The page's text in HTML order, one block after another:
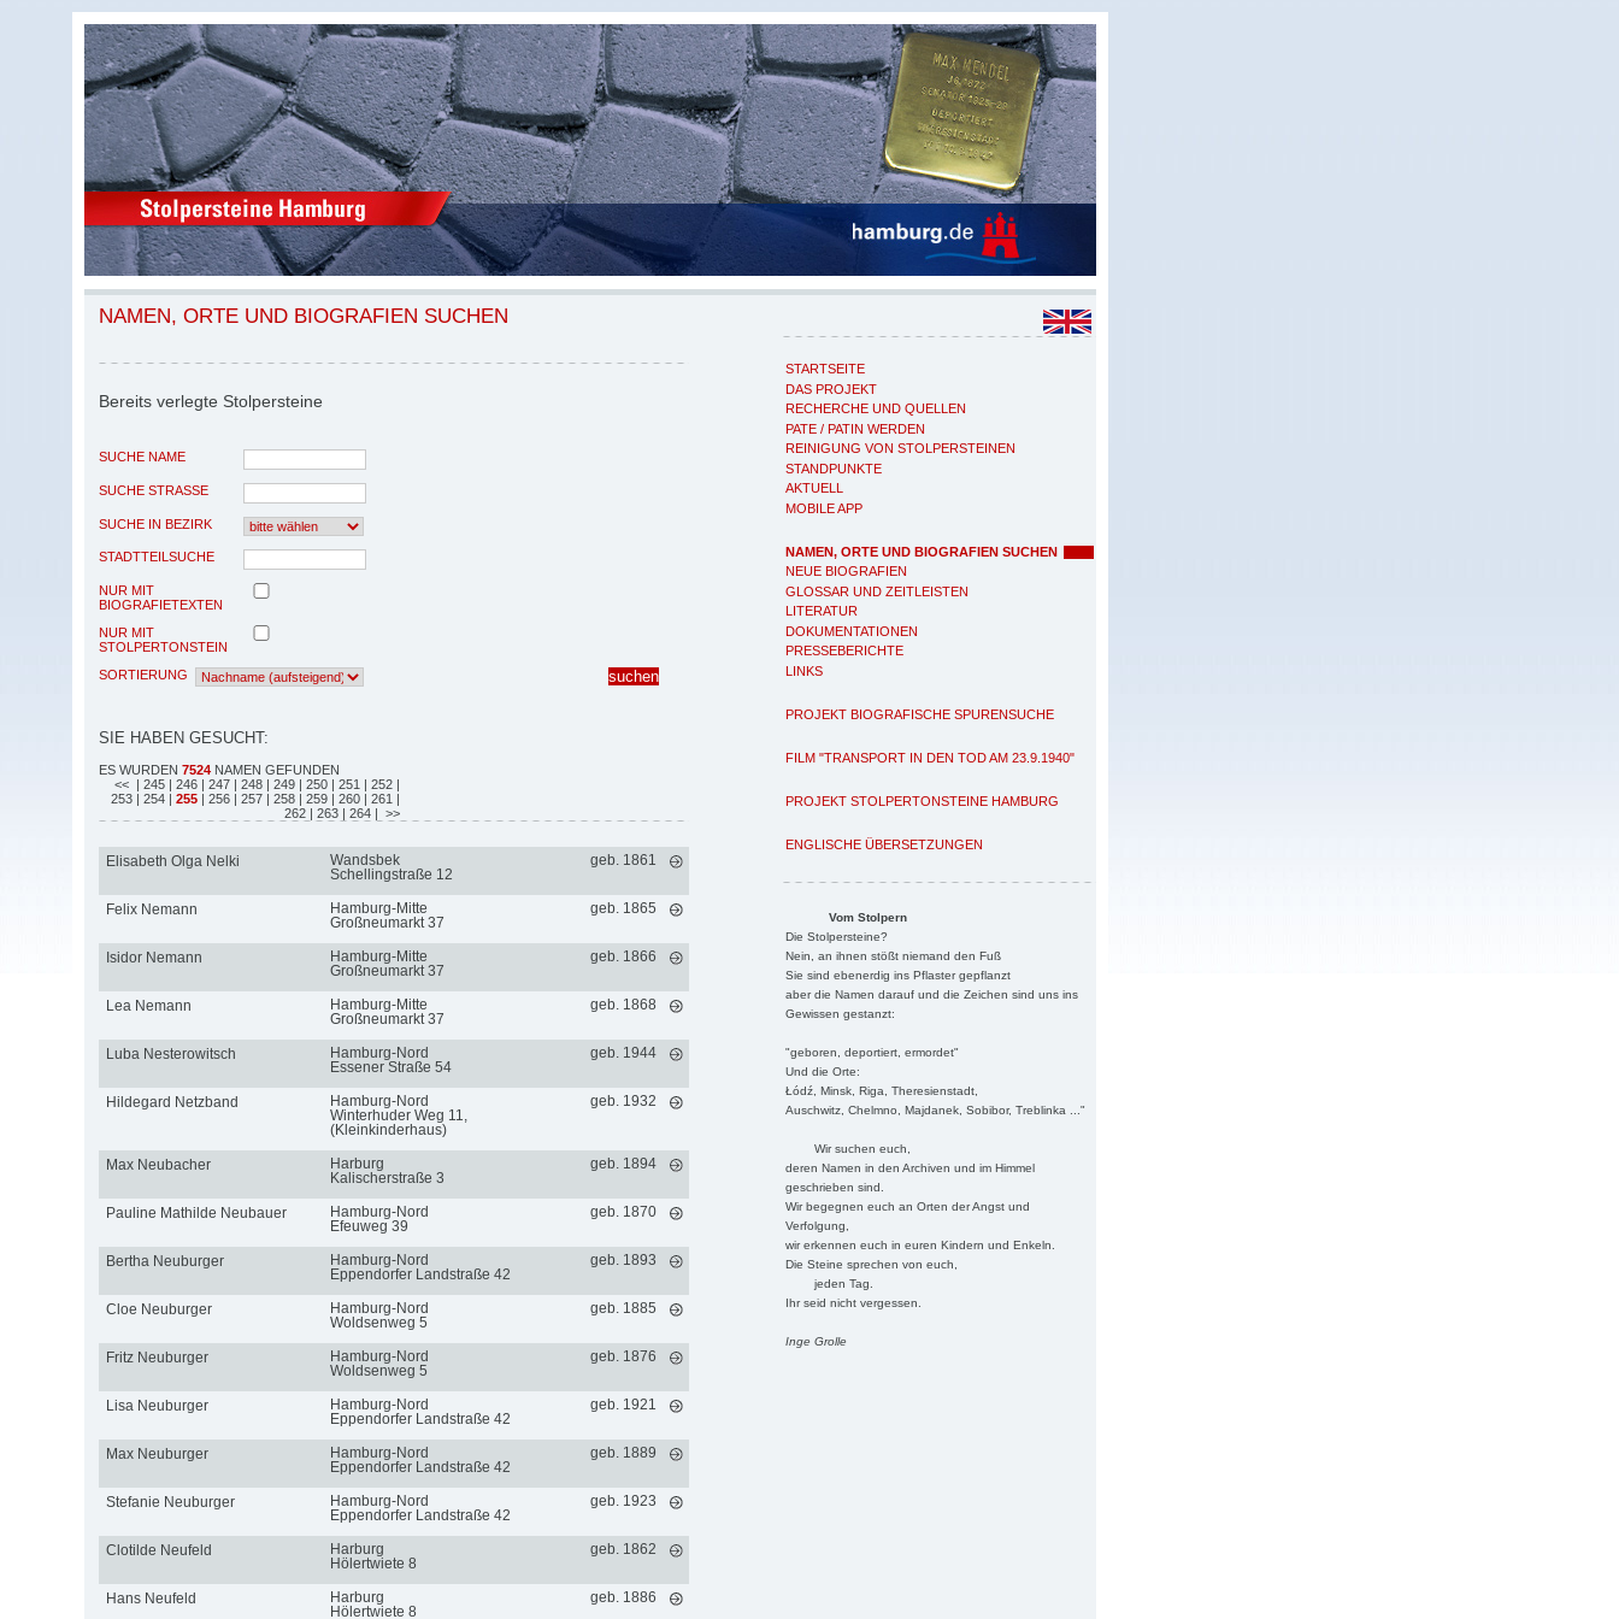
STARTSEITE
DAS PROJEKT
RECHERCHE UND QUELLEN
PATE / PATIN WERDEN
REINIGUNG VON STOLPERSTEINEN
STANDPUNKTE
AKTUELL
MOBILE APP
NAMEN, ORTE UND BIOGRAFIEN SUCHEN
NEUE BIOGRAFIEN
GLOSSAR UND ZEITLEISTEN
LITERATUR
DOKUMENTATIONEN
PRESSEBERICHTE
LINKS
PROJEKT BIOGRAFISCHE SPURENSUCHE
FILM "TRANSPORT IN DEN TOD AM 23.9.1940"
PROJEKT STOLPERTONSTEINE HAMBURG
ENGLISCHE ÜBERSETZUNGEN
Vom Stolpern
Die Stolpersteine?
Nein, an ihnen stößt niemand den Fuß
Sie sind ebenerdig ins Pflaster gepflanzt
aber die Namen darauf und die Zeichen sind uns ins
Gewissen gestanzt:
"geboren, deportiert, ermordet"
Und die Orte:
Łódź, Minsk, Riga, Theresienstadt,
Auschwitz, Chelmno, Majdanek, Sobibor, Treblinka ..."
Wir suchen euch,
deren Namen in den Archiven und im Himmel
geschrieben sind.
Wir begegnen euch an Orten der Angst und
Verfolgung,
wir erkennen euch in euren Kindern und Enkeln.
Die Steine sprechen von euch,
jeden Tag.
Ihr seid nicht vergessen.
Inge Grolle
NAMEN, ORTE UND BIOGRAFIEN SUCHEN
Bereits verlegte Stolpersteine
SUCHE NAME
SUCHE STRASSE
SUCHE IN BEZIRK
STADTTEILSUCHE
NUR MIT
BIOGRAFIETEXTEN
NUR MIT
STOLPERTONSTEIN
SORTIERUNG
SIE HABEN GESUCHT:
ES WURDEN 7524 NAMEN GEFUNDEN
<< | 245 | 246 | 247 | 248 | 249 | 250 | 251 | 252 |
253 | 254 | 255 | 256 | 257 | 258 | 259 | 260 | 261 |
262 | 263 | 264 | >>
Elisabeth Olga Nelki
Wandsbek
Schellingstraße 12
geb. 1861
Felix Nemann
Hamburg-Mitte
Großneumarkt 37
geb. 1865
Isidor Nemann
Hamburg-Mitte
Großneumarkt 37
geb. 1866
Lea Nemann
Hamburg-Mitte
Großneumarkt 37
geb. 1868
Luba Nesterowitsch
Hamburg-Nord
Essener Straße 54
geb. 1944
Hildegard Netzband
Hamburg-Nord
Winterhuder Weg 11,
(Kleinkinderhaus)
geb. 1932
Max Neubacher
Harburg
Kalischerstraße 3
geb. 1894
Pauline Mathilde Neubauer
Hamburg-Nord
Efeuweg 39
geb. 1870
Bertha Neuburger
Hamburg-Nord
Eppendorfer Landstraße 42
geb. 1893
Cloe Neuburger
Hamburg-Nord
Woldsenweg 5
geb. 1885
Fritz Neuburger
Hamburg-Nord
Woldsenweg 5
geb. 1876
Lisa Neuburger
Hamburg-Nord
Eppendorfer Landstraße 42
geb. 1921
Max Neuburger
Hamburg-Nord
Eppendorfer Landstraße 42
geb. 1889
Stefanie Neuburger
Hamburg-Nord
Eppendorfer Landstraße 42
geb. 1923
Clotilde Neufeld
Harburg
Hölertwiete 8
geb. 1862
Hans Neufeld
Harburg
Hölertwiete 8
geb. 1886